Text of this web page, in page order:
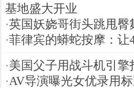
基地盛大开业
·英国妖娆哥街头跳甩臀
·菲律宾的蟒蛇按摩：
·美国父子用战斗机引擎
·AV导演曝光女优录用